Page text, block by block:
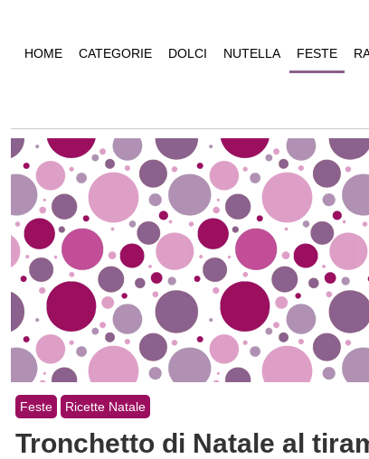
HOME CATEGORIE DOLCI NUTELLA FESTE
Feste Ricette Natale
Tronchetto di Natale al